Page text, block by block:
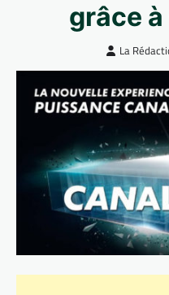
grâce
La